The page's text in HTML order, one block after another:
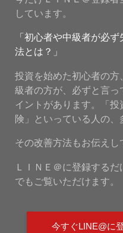
しています。
「初心者や中級者が必
法とは？」
投資を始めた初心者の
級者の方が、必ずと言
イントがあります。「
険」といっている人の、
その改善方法もお伝えし
ＬＩＮＥ＠に登録する
でもご覧いただけます。
今すぐLINE@に